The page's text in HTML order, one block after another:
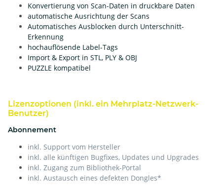
Konvertierung von Scan-Daten in druckbare Daten
automatische Ausrichtung der Scans
Automatisches Ausblocken durch Unterschnitt-
Erkennung
hochauflösende Label-Tags
Import & Export in STL, PLY & OBJ
PUZZLE kompatibel
Lizenzoptionen (inkl. ein Mehrplatz-Netzwerk-
Benutzer)
Abonnement
inkl. Support vom Hersteller
inkl. alle künftigen Bugfixes, Updates und Upgrades
inkl. Zugang zum Bibliothek-Portal
inkl. Austausch eines defekten Dongles*